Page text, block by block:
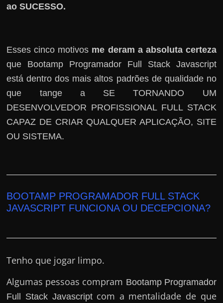
?
ao SUCESSO.
Esses cinco motivos me deram a absoluta certeza
que Bootamp Programador Full Stack Javascript
está dentro dos mais altos padrões de qualidade no
que tange a SE TORNANDO UM
DESENVOLVEDOR PROFISSIONAL FULL STACK
CAPAZ DE CRIAR QUALQUER APLICAÇÃO, SITE
OU SISTEMA.
BOOTAMP PROGRAMADOR FULL STACK
JAVASCRIPT FUNCIONA OU DECEPCIONA?
Tenho que jogar limpo.
Algumas pessoas compram Bootamp Programador
Full Stack Javascriptcom a mentalidade de que